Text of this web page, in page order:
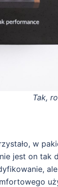
Tak,
w
jest on tak